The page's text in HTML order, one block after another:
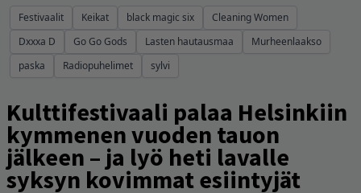
Festivaalit Keikat black magic six
Cleaning Women
Dxxxa D
Go Go Gods Lasten hautausmaa
Murheenlaakso
paska
Radiopuhelimet sylvi
Kulttifestivaali palaa Helsinkiin
kymmenen vuoden tauon
jälkeen – ja lyö heti lavalle
syksyn kovimmat esiintyjät